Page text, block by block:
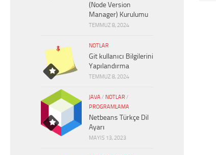
(Node Version
Manager) Kurulumu
TEMMUZ 8, 2024
NOTLAR
Git kullanıcı Bilgilerini
Yapılandırma
TEMMUZ 8, 2024
JAVA/ NOTLAR/
PROGRAMLAMA
Netbeans Türkçe Dil
Ayarı
MAYIS 13, 2023